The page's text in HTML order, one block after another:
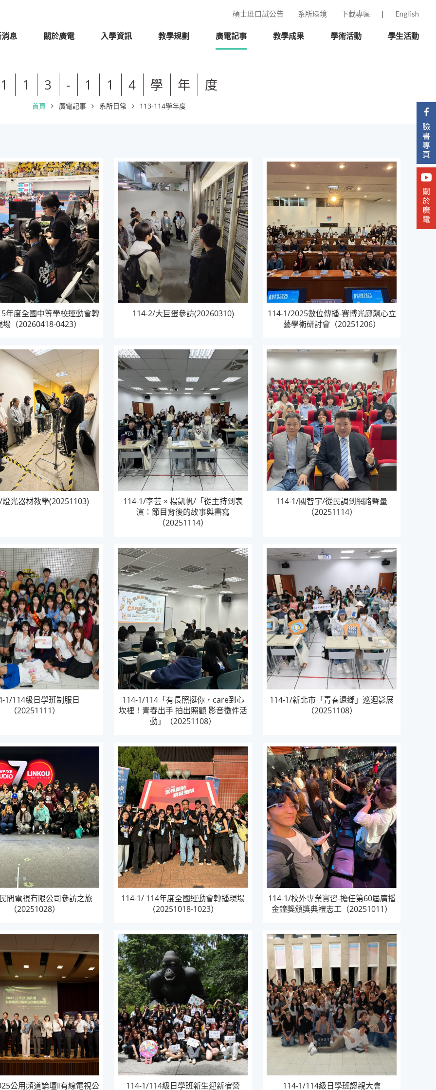
碩士班口試公告 系所環境 下載專區 English
息 關於廣電 入學資訊 教學規劃 廣電記事 教學成果 學術活動 學生活動
1 1 3 - 1 1 4 學 年 度
首頁 廣電記事 系所日常 113-114學年度
年度全國中等學校運動會轉
場（20260418-0423）
114-2/大巨蛋參訪(20260310)
114-1/2025數位傳播-賽博光廊飆心立
藝學術研討會（20251206）
光器材教學(20251103)
114-1/李芸 × 楊凱帆/「從主持到表
演：節目背後的故事與書寫
（20251114）
114-1/關智宇/從民調到網路聲量
（20251114）
1/114級日學班制服日
（20251111）
114-1/114「有長照挺你，care到心
坎裡！青春出手 拍出照顧 影音徵件活
動」（20251108）
114-1/新北市「青春還鄉」巡迴影展
（20251108）
間電視有限公司參訪之旅
（20251028）
114-1/ 114年度全國運動會轉播現場
（20251018-1023）
114-1/校外專業實習-擔任第60屆廣播
金鐘獎頒獎典禮志工（20251011）
公用頻道論壇‖有線電視公 114-1/114級日學班新生迎新宿營 114-1/114級日學班認親大會